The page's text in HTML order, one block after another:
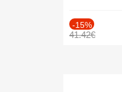
-15%
41.42€